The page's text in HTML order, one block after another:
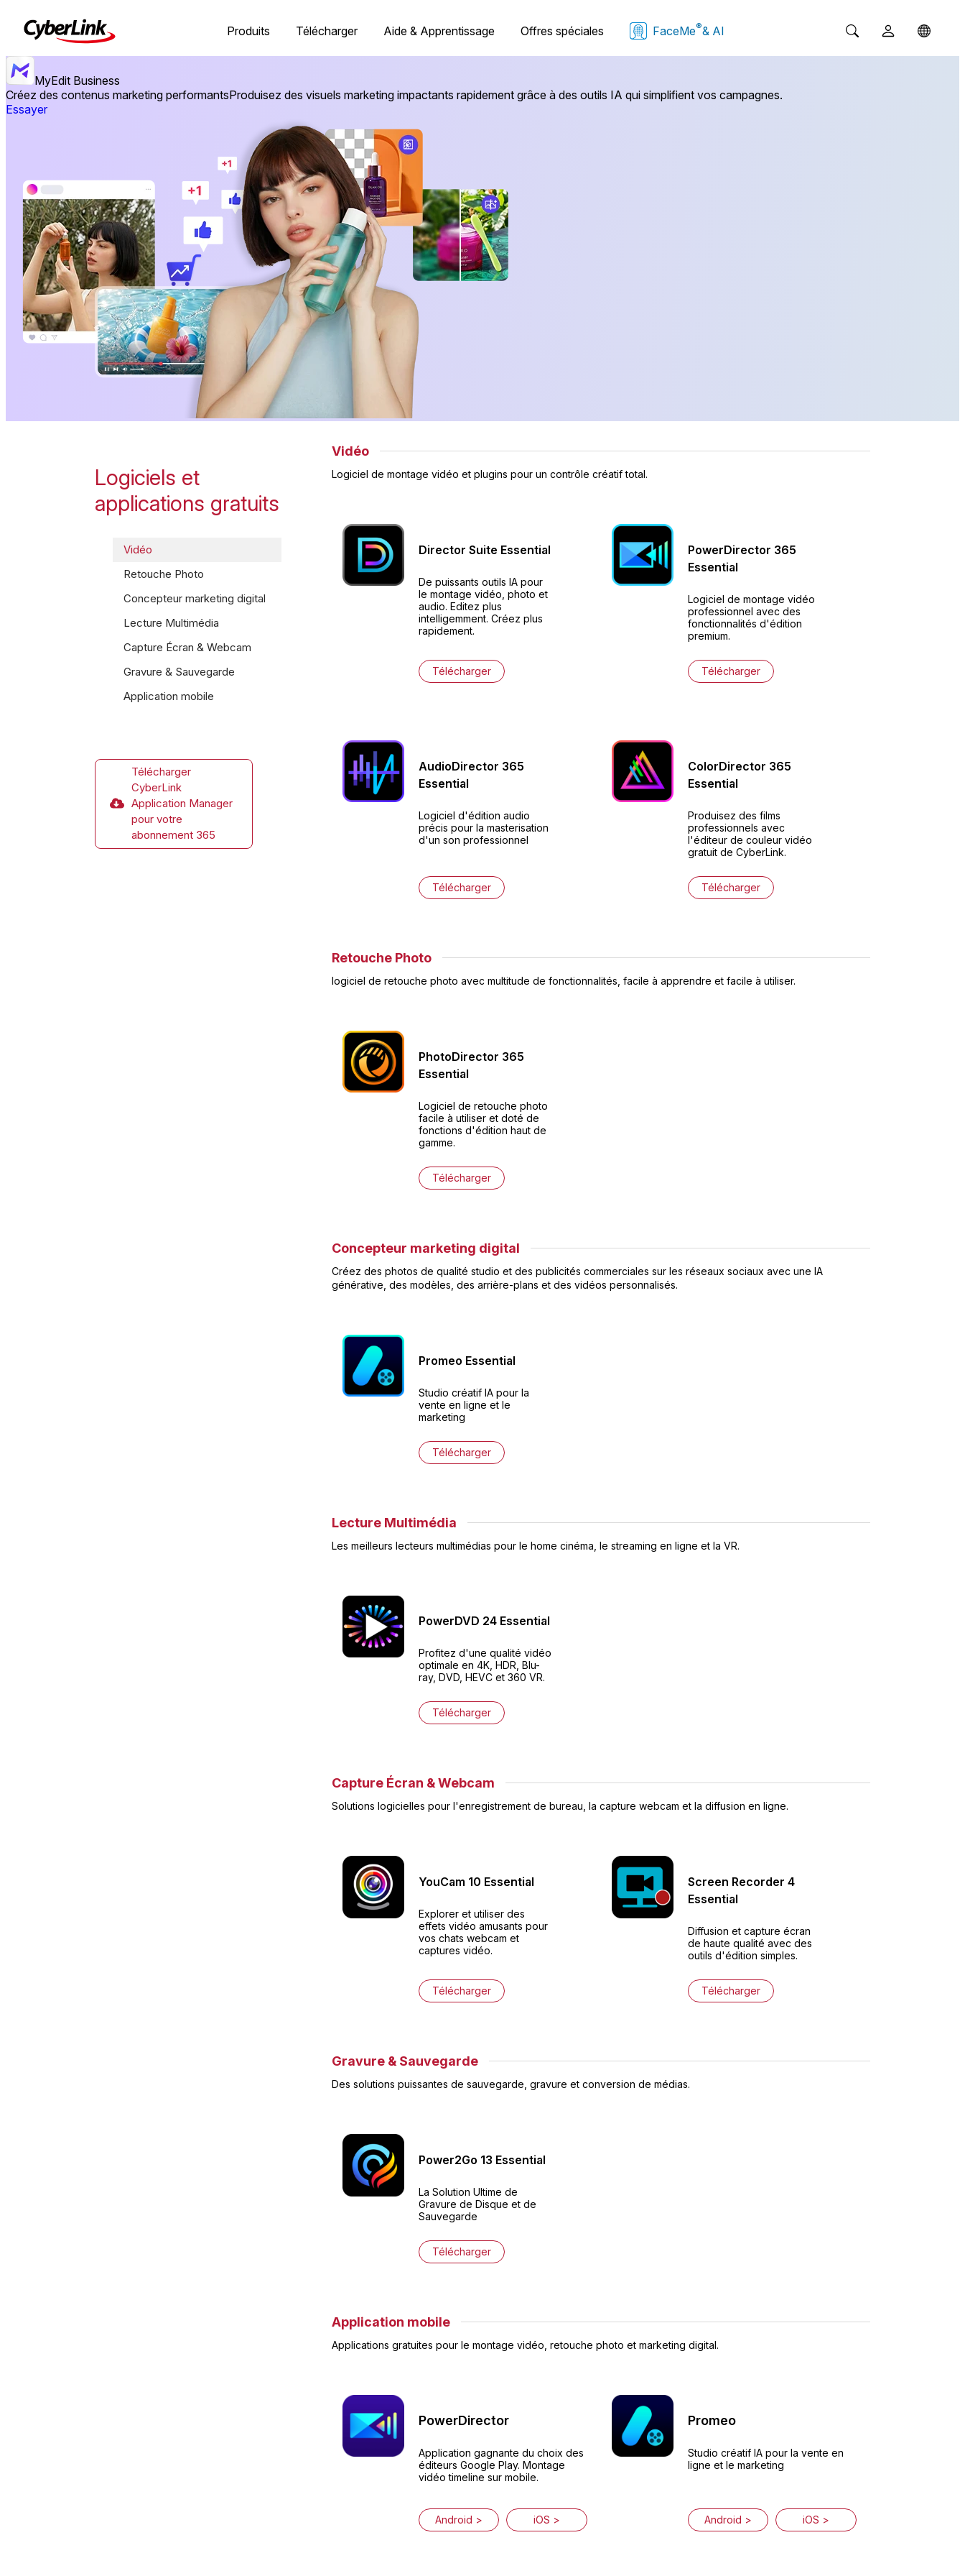
Produits Télécharger Aide & Apprentissage Offres spéciales FaceMe®& AI
MyEdit Business
Créez des contenus marketing performantsProduisez des visuels marketing impactants rapidement grâce à des outils IA qui simplifient vos campagnes.
Essayer
Logiciels et
applications gratuits
Vidéo
Retouche Photo
Concepteur marketing digital
Lecture Multimédia
Capture Écran & Webcam
Gravure & Sauvegarde
Application mobile
Télécharger
CyberLink
Application Manager
pour votre
abonnement 365
Vidéo
Logiciel de montage vidéo et plugins pour un contrôle créatif total.
Director Suite Essential
De puissants outils IA pour
le montage vidéo, photo et
audio. Editez plus
intelligemment. Créez plus
rapidement.
Télécharger
PowerDirector 365
Essential
Logiciel de montage vidéo
professionnel avec des
fonctionnalités d'édition
premium.
Télécharger
AudioDirector 365
Essential
Logiciel d'édition audio
précis pour la masterisation
d'un son professionnel
Télécharger
ColorDirector 365
Essential
Produisez des films
professionnels avec
l'éditeur de couleur vidéo
gratuit de CyberLink.
Télécharger
Retouche Photo
logiciel de retouche photo avec multitude de fonctionnalités, facile à apprendre et facile à utiliser.
PhotoDirector 365
Essential
Logiciel de retouche photo
facile à utiliser et doté de
fonctions d'édition haut de
gamme.
Télécharger
Concepteur marketing digital
Créez des photos de qualité studio et des publicités commerciales sur les réseaux sociaux avec une IA
générative, des modèles, des arrière-plans et des vidéos personnalisés.​
Promeo Essential
Studio créatif IA pour la
vente en ligne et le
marketing
Télécharger
Lecture Multimédia
Les meilleurs lecteurs multimédias pour le home cinéma, le streaming en ligne et la VR.
PowerDVD 24 Essential
Profitez d'une qualité vidéo
optimale en 4K, HDR, Blu-
ray, DVD, HEVC et 360 VR.
Télécharger
Capture Écran & Webcam
Solutions logicielles pour l'enregistrement de bureau, la capture webcam et la diffusion en ligne.
YouCam 10 Essential
Explorer et utiliser des
effets vidéo amusants pour
vos chats webcam et
captures vidéo.
Télécharger
Screen Recorder 4
Essential
Diffusion et capture écran
de haute qualité avec des
outils d'édition simples.
Télécharger
Gravure & Sauvegarde
Des solutions puissantes de sauvegarde, gravure et conversion de médias.
Power2Go 13 Essential
La Solution Ultime de
Gravure de Disque et de
Sauvegarde
Télécharger
Application mobile
Applications gratuites pour le montage vidéo, retouche photo et marketing digital.
PowerDirector
Application gagnante du choix des
éditeurs Google Play. Montage
vidéo timeline sur mobile.
Android > iOS >
Promeo
Studio créatif IA pour la vente en
ligne et le marketing
Android > iOS >